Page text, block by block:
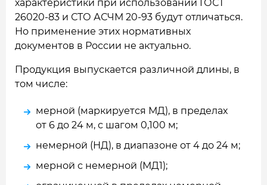
характеристики при использовании ГОСТ
26020-83 и СТО АСЧМ 20-93 будут отличаться.
Но применение этих нормативных
документов в России не актуально.
Продукция выпускается различной длины, в
том числе:
мерной (маркируется МД), в пределах
от 6 до 24 м, с шагом 0,100 м;
немерной (НД), в диапазоне от 4 до 24 м;
мерной с немерной (МД1);